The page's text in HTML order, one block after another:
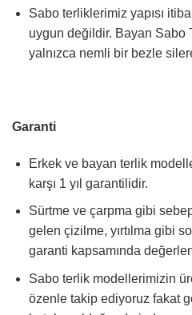
Sabo terliklerimiz yapısı
uygun değildir. Bayan Sabo
yalnızca nemli bir bezle
Garanti
Erkek ve bayan terlik
karşı 1 yıl garantilidir.
Sürtme ve çarpma gibi
gelen çizilme, yırtılma gibi
garanti kapsamında
Sabo terlik modellerimizin
özenle takip ediyoruz fakat